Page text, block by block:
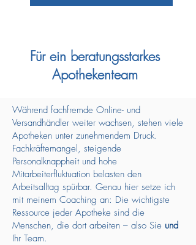
Für ein beratungsstarkes
Apothekenteam
Während fachfremde Online- und
Versandhändler weiter wachsen, stehen viele
Apotheken unter zunehmendem Druck.
Fachkräftemangel, steigende
Personalknappheit und hohe
Mitarbeiterfluktuation belasten den
Arbeitsalltag spürbar. Genau hier setze ich
mit meinem Coaching an: Die wichtigste
Ressource jeder Apotheke sind die
Menschen, die dort arbeiten – also Sie und
Ihr Team.